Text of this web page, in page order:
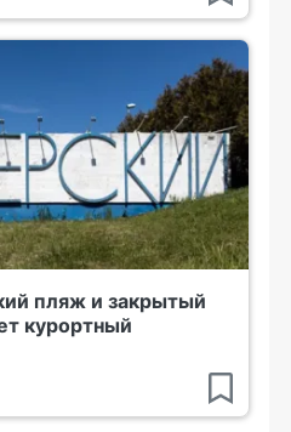
пляж и закрытый
курортный